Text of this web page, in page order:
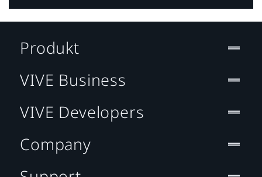
Produkt
VIVE Business
VIVE Developers
Company